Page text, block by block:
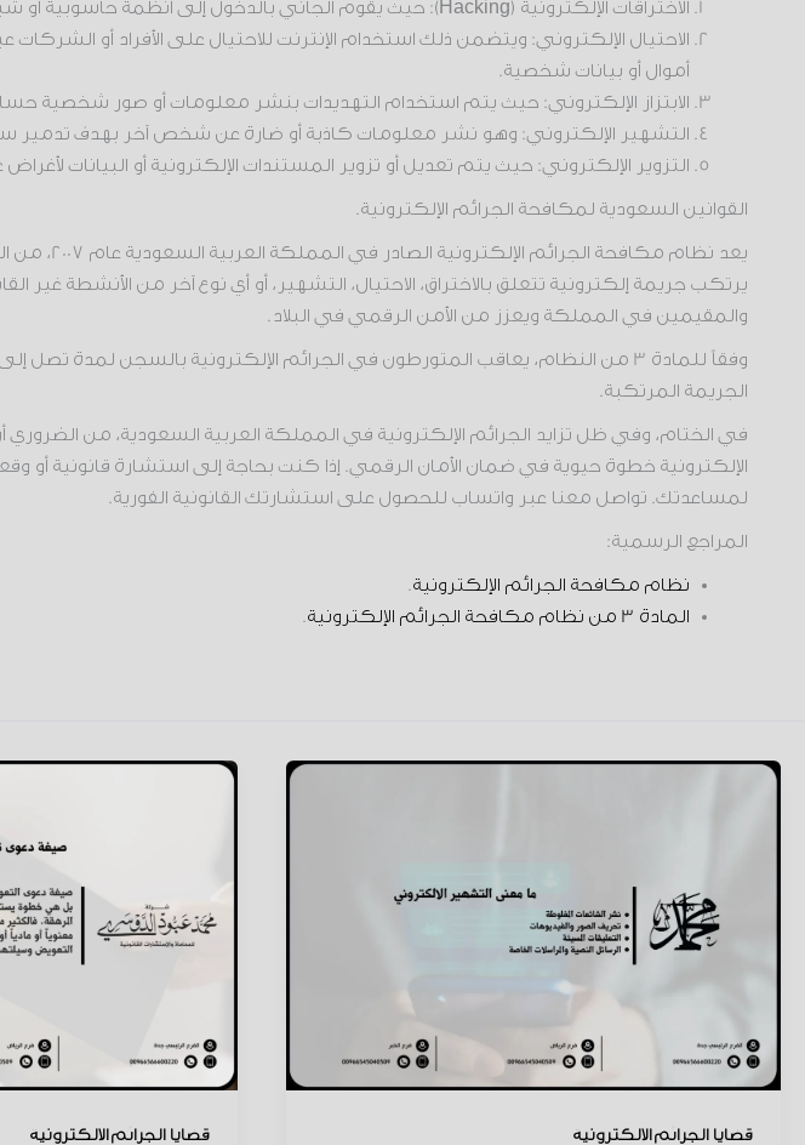
الاختراقات الإلكترونية (Hacking): حيث يقوم الجاني بالدخول إلى أنظمة حاسوبية أو شبكات إلكترونية بشكل غير قانوني بهدف الحصول على معلومات حساسة أو تخريب البيانات.
الاحتيال الإلكتروني: ويتضمن ذلك استخدام الإنترنت للاحتيال على الأفراد أو
أموال أو بيانات شخصية.
الابتزاز الإلكتروني: حيث يتم استخدام التهديدات بنشر معلومات أو صور شخصية
التشهير الإلكتروني: وهو نشر معلومات كاذبة أو ضارة عن شخص آخر بهدف تدمير
التزوير الإلكتروني: حيث يتم تعديل أو تزوير المستندات الإلكترونية أو البيانات
القوانين السعودية لمكافحة الجرائم الإلكترونية.
يعد نظام
يرتكب جريمة إلكترونية تتعلق بالاختراق، الاحتيال، التشهير، أو أي نوع آخر من الأنشطة غير
والمقيمين في المملكة ويعزز من الأمن الرقمي في البلاد.
الجريمة المرتكبة.
في الختام، وفي ظل تزايد الجرائم الإلكترونية في المملكة العربية السعودية، من
الإلكترونية خطوة حيوية في ضمان الأمان الرقمي. إذا كنت بحاجة إلى استشارة قانونية أو
لمساعدتك. تواصل معنا عبر واتساب للحصول على استشارتك القانونية الفورية.
المراجع الرسمية:
نظام مكافحة الجرائم الإلكترونية.
المادة 3 من نظام مكافحة الجرائم الإلكترونية
.
قضايا الجرائم الإلكترونية قضايا الجرائم الإلكترونية